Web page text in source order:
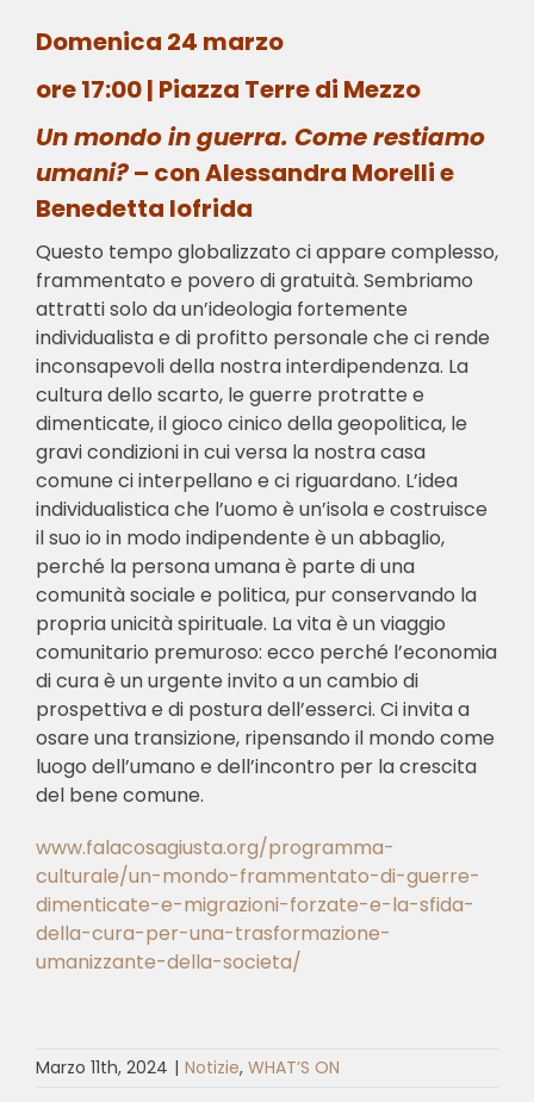
Domenica 24 marzo
ore 17:00 | Piazza Terre di Mezzo
Un mondo in guerra. Come restiamo
umani?– con Alessandra Morelli e
Benedetta Iofrida
Questo tempo globalizzato ci appare complesso,
frammentato e povero di gratuità. Sembriamo
attratti solo da un’ideologia fortemente
individualista e di profitto personale che ci rende
inconsapevoli della nostra interdipendenza. La
cultura dello scarto, le guerre protratte e
dimenticate, il gioco cinico della geopolitica, le
gravi condizioni in cui versa la nostra casa
comune ci interpellano e ci riguardano. L’idea
individualistica che l’uomo è un’isola e costruisce
il suo io in modo indipendente è un abbaglio,
perché la persona umana è parte di una
comunità sociale e politica, pur conservando la
propria unicità spirituale. La vita è un viaggio
comunitario premuroso: ecco perché l’economia
di cura è un urgente invito a un cambio di
prospettiva e di postura dell’esserci. Ci invita a
osare una transizione, ripensando il mondo come
luogo dell’umano e dell’incontro per la crescita
del bene comune.
www.falacosagiusta.org/programma-
culturale/un-mondo-frammentato-di-guerre-
dimenticate-e-migrazioni-forzate-e-la-sfida-
della-cura-per-una-trasformazione-
umanizzante-della-societa/
Marzo 11th, 2024 | Notizie, WHAT’S ON